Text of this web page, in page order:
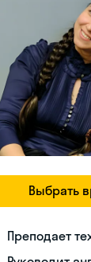
Выбрать
Преподает